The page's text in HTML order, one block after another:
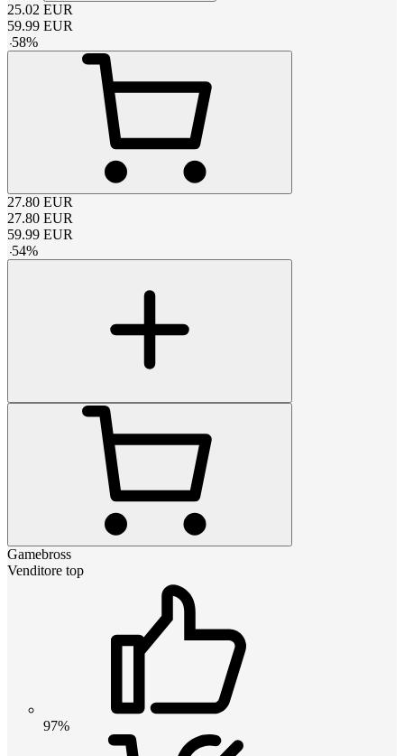
25.02 EUR
59.99 EUR
-58%
27.80 EUR
27.80 EUR
59.99 EUR
-54%
Gamebross
Venditore top
97%